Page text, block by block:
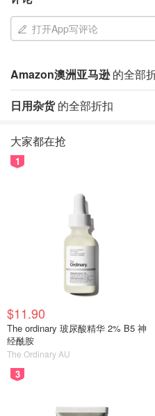
打开App写评论
Amazon澳洲亚马逊的全部
日用杂货的全部折扣
大家都在抢
1
$11.90
The ordinary 玻尿酸精华 2% B5 神
经酰胺
The Ordinary AU
3